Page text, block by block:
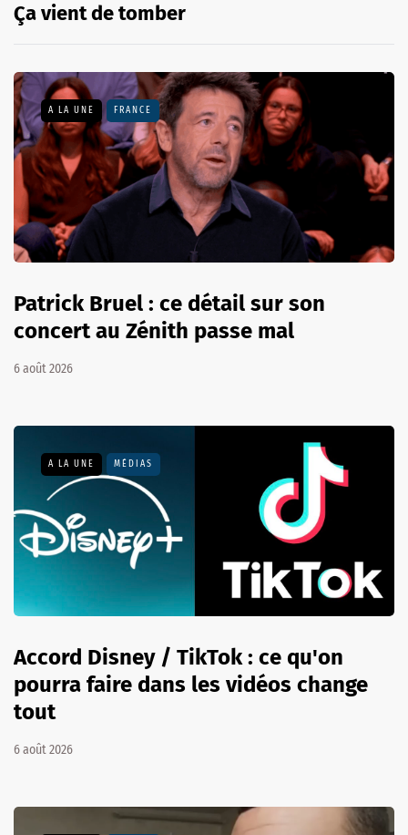
Ça vient de tomber
A LA UNE FRANCE
Patrick Bruel : ce détail sur son
concert au Zénith passe mal
6 août 2026
A LA UNE MÉDIAS
Accord Disney / TikTok : ce qu'on
pourra faire dans les vidéos change
tout
6 août 2026